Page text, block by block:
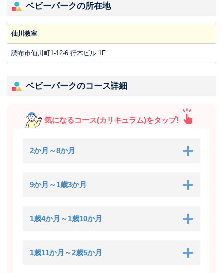
ベビーパークの所在地
仙川教室
調布市仙川町1-12-6 行木ビル 1F
ベビーパークのコース詳細
気になるコース(カリキュラム)をタップ!
2か月～8か月
9か月～1歳3か月
1歳4か月～1歳10か月
1歳11か月～2歳5か月